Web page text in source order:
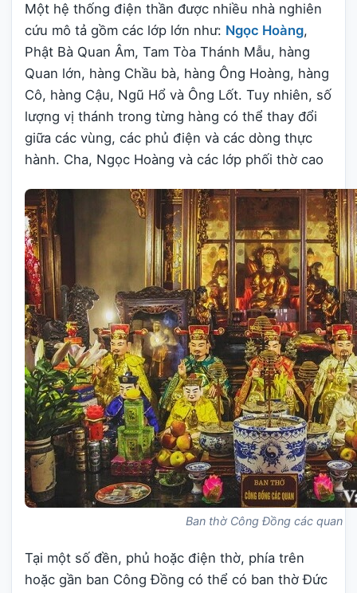
Một hệ thống điện thần được nhiều nhà nghiên
cứu mô tả gồm các lớp lớn như: Ngọc Hoàng,
Phật Bà Quan Âm, Tam Tòa Thánh Mẫu, hàng
Quan lớn, hàng Chầu bà, hàng Ông Hoàng, hàng
Cô, hàng Cậu, Ngũ Hổ và Ông Lốt. Tuy nhiên, số
lượng vị thánh trong từng hàng có thể thay đổi
giữa các vùng, các phủ điện và các dòng thực
hành. Cha, Ngọc Hoàng và các lớp phối thờ cao
Ban thờ Công Đồng các quan
Tại một số đền, phủ hoặc điện thờ, phía trên
hoặc gần ban Công Đồng có thể có ban thờ Đức